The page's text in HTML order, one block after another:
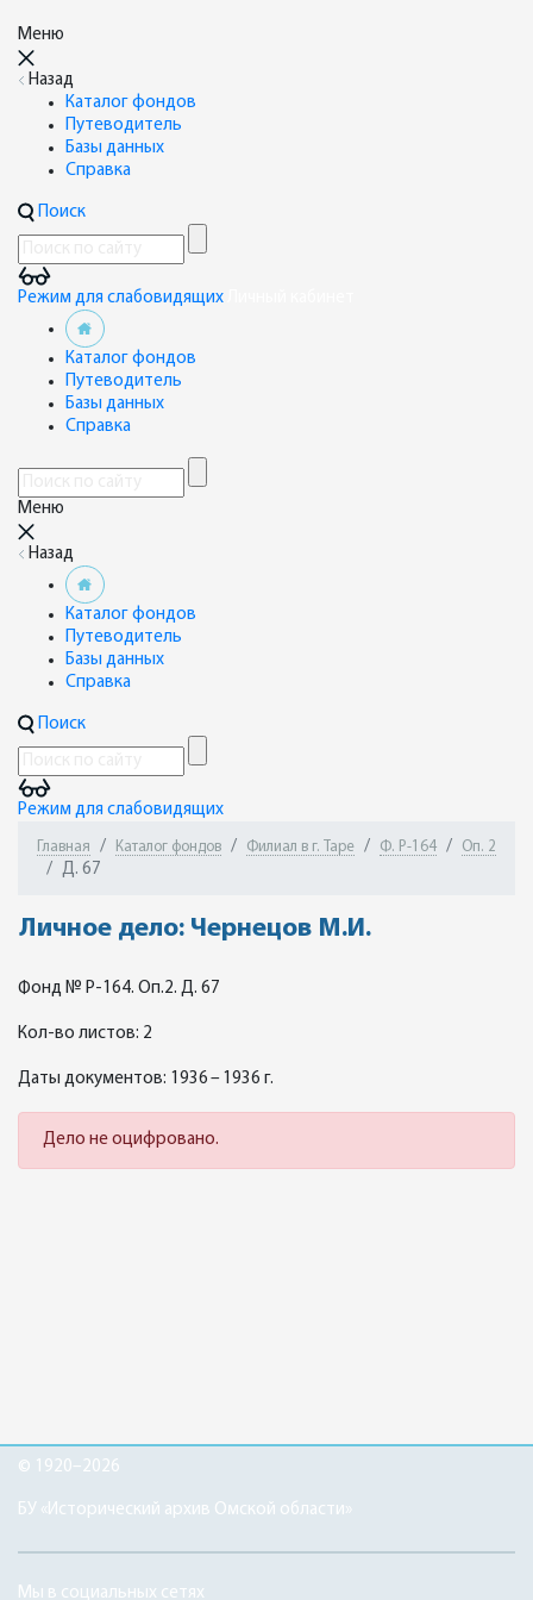
Меню
Назад
Каталог фондов
Путеводитель
Базы данных
Справка
Поиск
Режим для слабовидящих
Каталог фондов
Путеводитель
Базы данных
Справка
Меню
Назад
Каталог фондов
Путеводитель
Базы данных
Справка
Поиск
Режим для слабовидящих
Главная Каталог фондов Филиал в г. Таре Ф. Р-164 Оп. 2
Д. 67
Личное дело: Чернецов М.И.
Фонд № Р-164. Оп.2. Д. 67
Кол-во листов: 2
Даты документов: 1936 – 1936 г.
Дело не оцифровано.
© 1920–2026
БУ «Исторический архив Омской области»
Мы в социальных сетях